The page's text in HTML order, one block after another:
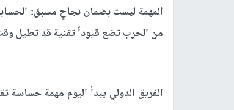
المهمة ليست بضمان نجاحٍ مسبق:
من الحرب تضع قيوداً تقنية قد تطيل
الفريق الدولي يبدأ اليوم مهمة حساسة